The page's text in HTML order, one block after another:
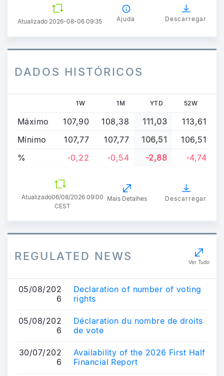
Atualizado 2026-08-06 09:35 Ajuda Descarregar
DADOS HISTÓRICOS
1W 1M YTD 52W
Máximo 107,90 108,38 111,03
113,61
Mínimo
107,77 107,77 106,51
106,51
%
-0,22 -0,54 -2,88 -4,74
Atualizado06/08/2026 09:00
CEST
Mais Detalhes Descarregar
REGULATED NEWS Ver Tudo
05/08/202
6
Declaration of number of voting
rights
05/08/202
6
Déclaration du nombre de droits
de vote
30/07/202
6
Availability of the 2026 First Half
Financial Report